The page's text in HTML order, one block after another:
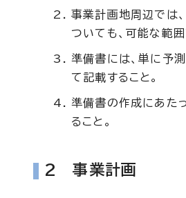
事業計画地周辺では
ついても、可能な範
準備書には、単に予
て記載すること。
準備書の作成にあた
ること。
2 事業計画